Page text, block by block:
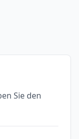
Sie den